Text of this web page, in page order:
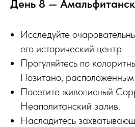
День 8 —
Исследуйте
его исторический центр.
Прогуляйтесь по
Позитано,
Посетите живописный
Неаполитанский залив.
Насладитесь